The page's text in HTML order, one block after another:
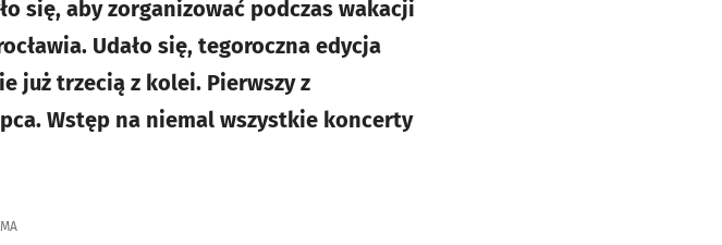
się, aby zorganizować podczas wakacji
Udało się, tegoroczna edycja
już trzecią z kolei. Pierwszy z
Wstęp na niemal wszystkie koncerty